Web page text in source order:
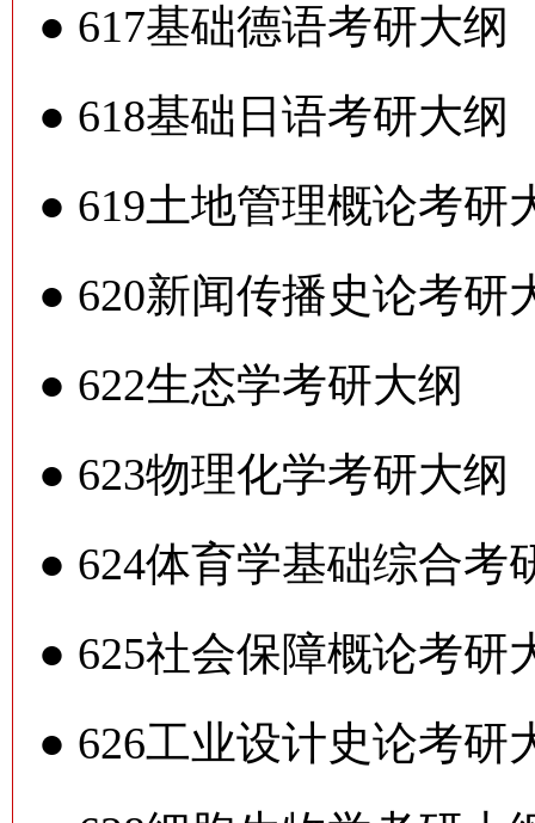
● 617基础德语考研大纲
● 618基础日语考研大纲
● 619土地管理概论考研
● 620新闻传播史论考研
● 622生态学考研大纲
● 623物理化学考研大纲
● 624体育学基础综合考
● 625社会保障概论考研
● 626工业设计史论考研